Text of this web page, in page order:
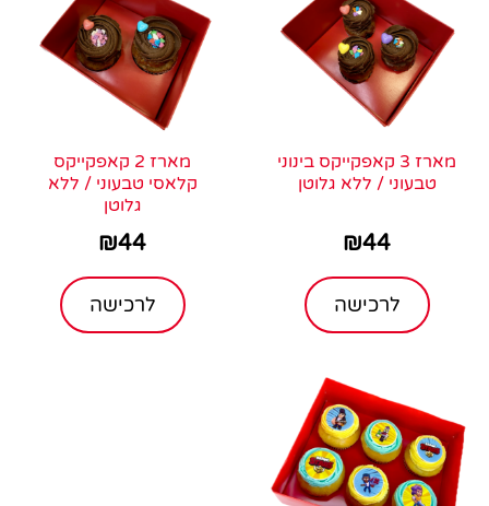
מארז 3 קאפקייקס בינוני
טבעוני / ללא גלוטן
₪44
לרכישה
מארז 2 קאפקייקס
קלאסי טבעוני / ללא
גלוטן
₪44
לרכישה